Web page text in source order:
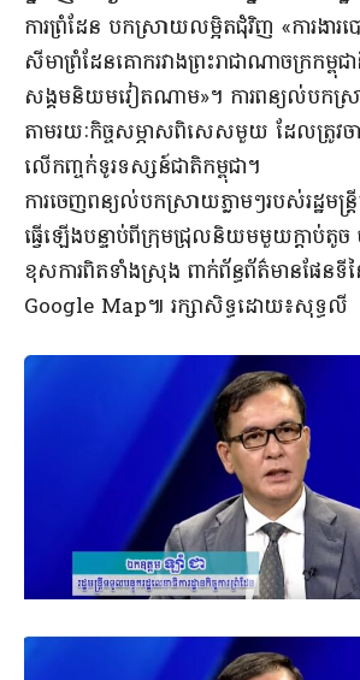
ការព្រំដែន បកស្រាយលម្អិតជុំវិញ «ការងា
សីមាព្រំដែនគោករវាងព្រះរាជាណាចក្រកម្ពុ
សង្គមនិយមវៀតណាម»។ ការពន្យល់បកស្រ
តាមរយៈកិច្ចសម្ភាសពិសេសមួយ ដែលត្រូវ
លើកញ្ចក់ទូរទស្សន៍ជាតិកម្ពុជា។
ការចេញពន្យល់បកស្រាយភ្លាមៗរបស់រដ្ឋមន្រ្តី
ធ្វើឡើងបន្ទាប់ពីក្រុមជ្រុលនិយមមួយក្តាប់តូច
ខុសការពិតទាំងស្រុង ពាក់ព័ន្ធព័ត៌មានផែនទី
Google Map៕ រក្សាសិទ្ធដោយ៖សុទ្ធលី